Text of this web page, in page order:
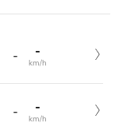
- -
km/h
- -
km/h